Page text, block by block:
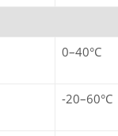
0–40°C
-20–60°C